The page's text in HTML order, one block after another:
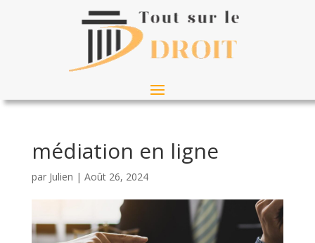
médiation en ligne
par Julien | Août 26, 2024